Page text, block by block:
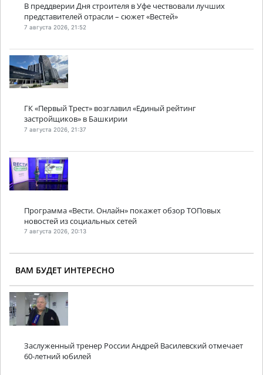
В преддверии Дня строителя в Уфе чествовали лучших
представителей отрасли – сюжет «Вестей»
7 августа 2026, 21:52
ГК «Первый Трест» возглавил «Единый рейтинг
застройщиков» в Башкирии
7 августа 2026, 21:37
Программа «Вести. Онлайн» покажет обзор ТОПовых
новостей из социальных сетей
7 августа 2026, 20:13
ВАМ БУДЕТ ИНТЕРЕСНО
Заслуженный тренер России Андрей Василевский отмечает
60-летний юбилей